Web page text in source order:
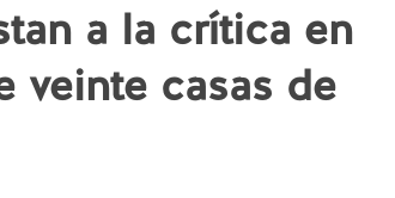
a la crítica en
veinte casas de